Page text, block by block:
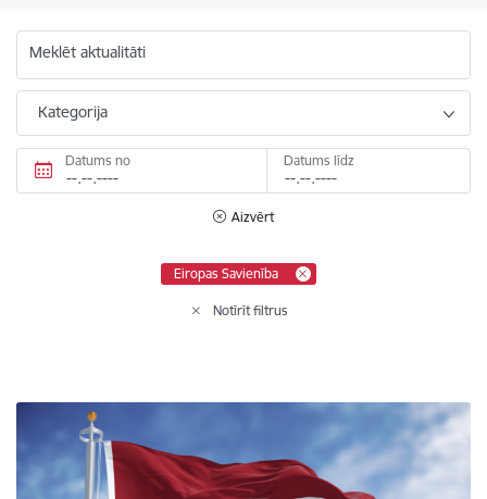
Meklēt aktualitāti
Kategorija
Datums no Datums līdz
Aizvērt
Eiropas Savienība
Notīrīt filtrus